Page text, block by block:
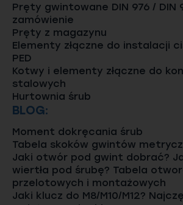
Pręty gwintowane DIN 976 / DIN
zamówienie
Pręty z magazynu
Elementy złączne do instalacji
PED
Kotwy i elementy złączne do
stalowych
Hurtownia śrub
BLOG:
Moment dokręcania śrub
Tabela skoków gwintów
Jaki otwór pod gwint dobrać?
wiertła pod śrubę? Tabela
przelotowych i montażowych
Jaki klucz do M8/M10/M12?